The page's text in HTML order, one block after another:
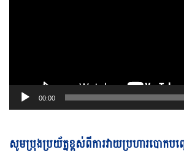
00:00
សូមប្រុងប្រយ័ត្នខ្ពស់ពីការវាយប្រហារបោកបញ្